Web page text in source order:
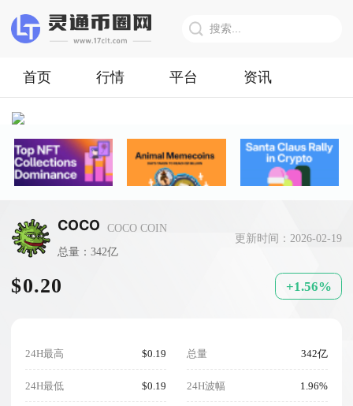
首页 行情 平台 资讯
COCO
COCO COIN
总量：342亿
更新时间：2026-02-19
$0.20 +1.56%
24H最高 $0.19
24H最低 $0.19
总量 342亿
24H波幅 1.96%